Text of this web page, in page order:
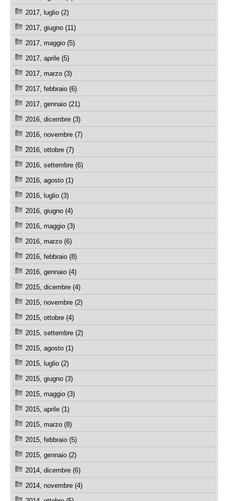
2017, luglio (2)
2017, giugno (11)
2017, maggio (5)
2017, aprile (5)
2017, marzo (3)
2017, febbraio (6)
2017, gennaio (21)
2016, dicembre (3)
2016, novembre (7)
2016, ottobre (7)
2016, settembre (6)
2016, agosto (1)
2016, luglio (3)
2016, giugno (4)
2016, maggio (3)
2016, marzo (6)
2016, febbraio (8)
2016, gennaio (4)
2015, dicembre (4)
2015, novembre (2)
2015, ottobre (4)
2015, settembre (2)
2015, agosto (1)
2015, luglio (2)
2015, giugno (3)
2015, maggio (3)
2015, aprile (1)
2015, marzo (8)
2015, febbraio (5)
2015, gennaio (2)
2014, dicembre (6)
2014, novembre (4)